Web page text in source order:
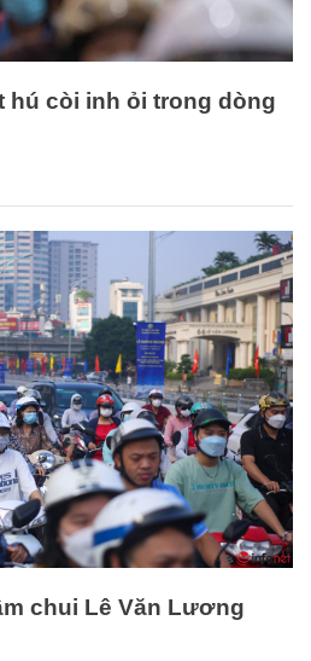
hú còi inh ỏi trong dòng
chui Lê Văn Lương